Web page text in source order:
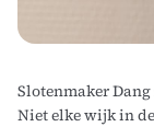
Slotenmaker
Niet elke wijk in